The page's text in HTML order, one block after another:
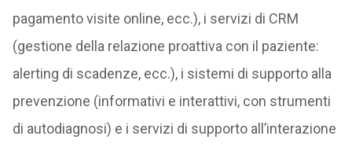
pagamento visite online, ecc.), i servizi di CRM
(gestione della relazione proattiva con il paziente:
alerting di scadenze, ecc.), i sistemi di supporto alla
prevenzione (informativi e interattivi, con strumenti
di autodiagnosi) e i servizi di supporto all’interazione